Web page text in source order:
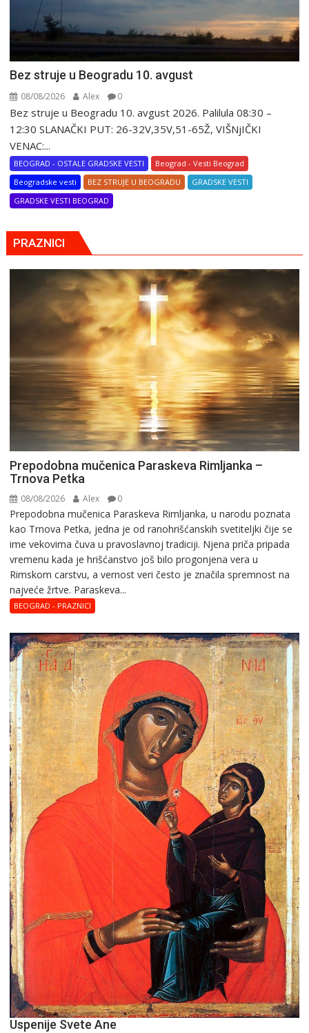
Bez struje u Beogradu 10. avgust
08/08/2026 Alex 0
Bez struje u Beogradu 10. avgust 2026. Palilula 08:30 –
12:30 SLANAČKI PUT: 26-32V,35V,51-65Ž, VIŠNjIČKI
VENAC:...
BEOGRAD - OSTALE GRADSKE VESTI
Beograd - Vesti Beograd
Beogradske vesti
BEZ STRUJE U BEOGRADU
GRADSKE VESTI
GRADSKE VESTI BEOGRAD
PRAZNICI
Prepodobna mučenica Paraskeva Rimljanka –
Trnova Petka
08/08/2026 Alex 0
Prepodobna mučenica Paraskeva Rimljanka, u narodu poznata
kao Trnova Petka, jedna je od ranohrišćanskih svetiteljki čije se
ime vekovima čuva u pravoslavnoj tradiciji. Njena priča pripada
vremenu kada je hrišćanstvo još bilo progonjena vera u
Rimskom carstvu, a vernost veri često je značila spremnost na
najveće žrtve. Paraskeva...
BEOGRAD - PRAZNICI
Uspenije Svete Ane